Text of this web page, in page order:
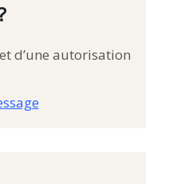
d’une autorisation